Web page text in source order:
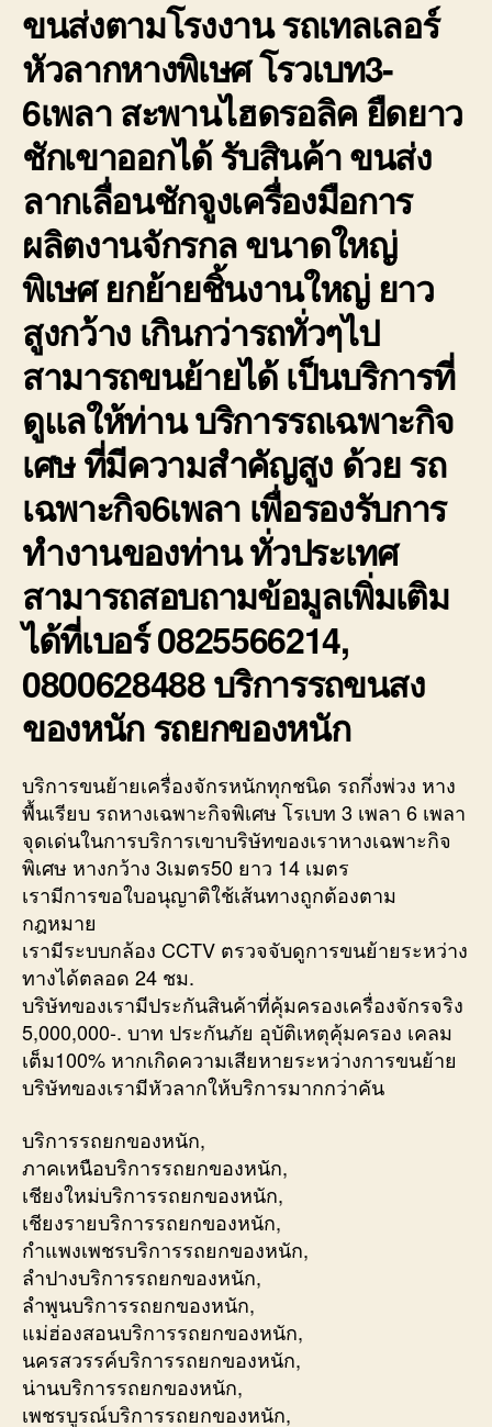
ขนส่งตามโรงงาน รถเทลเลอร์
หัวลากหางพิเษศ โรวเบท3-
6เพลา สะพานไฮดรอลิค ยืดยาว
ชักเขาออกได้ รับสินค้า ขนส่ง
ลากเลื่อนชักจูงเครื่องมือการ
ผลิตงานจักรกล ขนาดใหญ่
พิเษศ ยกย้ายชิ้นงานใหญ่ ยาว
สูงกว้าง เกินกว่ารถทั่วๆไป
สามารถขนย้ายได้ เป็นบริการที่
ดูแลให้ท่าน บริการรถเฉพาะกิจ
เศษ ที่มีความสำคัญสูง ด้วย รถ
เฉพาะกิจ6เพลา เพื่อรองรับการ
ทำงานของท่าน ทั่วประเทศ
สามารถสอบถามข้อมูลเพิ่มเติม
ได้ที่เบอร์ 0825566214,
0800628488 บริการรถขนสง
ของหนัก รถยกของหนัก
บริการขนย้ายเครื่องจักรหนักทุกชนิด รถกึ่งพ่วง หาง
พื้นเรียบ รถหางเฉพาะกิจพิเศษ โรเบท 3 เพลา 6 เพลา
จุดเด่นในการบริการเขาบริษัทของเราหางเฉพาะกิจ
พิเศษ หางกว้าง 3เมตร50 ยาว 14 เมตร
เรามีการขอใบอนุญาติใช้เส้นทางถูกต้องตาม
กฎหมาย
เรามีระบบกล้อง CCTV ตรวจจับดูการขนย้ายระหว่าง
ทางได้ตลอด 24 ชม.
บริษัทของเรามีประกันสินค้าที่คุ้มครองเครื่องจักรจริง
5,000,000-. บาท ประกันภัย อุบัติเหตุคุ้มครอง เคลม
เต็ม100% หากเกิดความเสียหายระหว่างการขนย้าย
บริษัทของเรามีหัวลากให้บริการมากกว่าคัน
บริการรถยกของหนัก,
ภาคเหนือบริการรถยกของหนัก,
เชียงใหม่บริการรถยกของหนัก,
เชียงรายบริการรถยกของหนัก,
กำแพงเพชรบริการรถยกของหนัก,
ลำปางบริการรถยกของหนัก,
ลำพูนบริการรถยกของหนัก,
แม่ฮ่องสอนบริการรถยกของหนัก,
นครสวรรค์บริการรถยกของหนัก,
น่านบริการรถยกของหนัก,
เพชรบูรณ์บริการรถยกของหนัก,